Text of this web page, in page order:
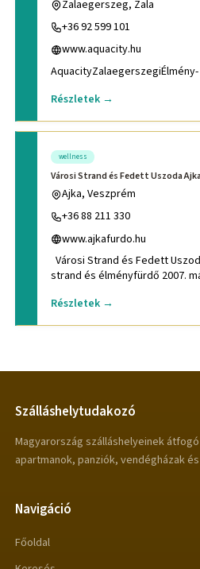
Zalaegerszeg, Zala
+36 92 599 101
www.aquacity.hu
Részletek →
wellness
Városi Strand és Fedett Uszoda
Ajka, Veszprém
+36 88 211 330
www.ajkafurdo.hu
Városi Strand és Fedett
strand és élményfürdő 2007.
Részletek →
Szálláshelytudakozó
Magyarország szálláshelyeinek
apartmanok, panziók, vendégházak
Navigáció
Főoldal